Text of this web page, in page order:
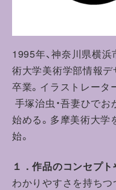
1995年、神奈川県横
術大学美術学部情報
卒業。イラストレータ
手塚治虫・吾妻ひで
始める。多摩美術大学
始。
１．作品のコンセプ
わかりやすさを持ちつ